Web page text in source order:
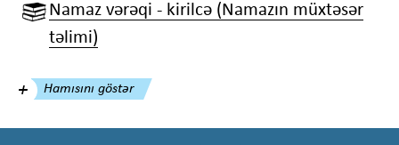
Namaz vərəqi - kirilcə (Namazın müxtəsər
təlimi)
Hamısını göstər